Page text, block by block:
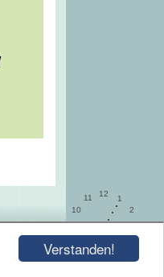
Verstanden!
1
2
7
9
10
11 12